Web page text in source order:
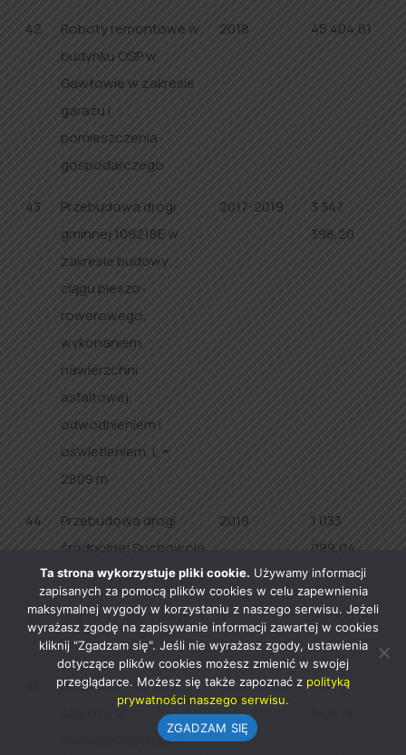
42
Roboty remontowe w
budynku OSP w
Gawłowie w zakresie
garażu i
pomieszczenia
gospodarczego
2018 45 404,61
43
Przebudowa drogi
gminnej 109218E w
zakresie budowy
ciągu pieszo-
rowerowego,
wykonaniem
nawierzchni
asfaltowej,
odwodnieniem i
oświetleniem, L =
2809 m
2017-2019
3 347
398,20
44
Przebudowa drogi
śródpolnej Suchowola
- Gawłów L = 1364 m
2019
1 033
099,04
45
Doposażenie świetlicy
wiejskiej w Gawłowie
22 000,00
Budowa oczyszczalni
ścieków w
miejscowości Biała
2020-2023
7 024
Ta strona wykorzystuje pliki cookie. Używamy informacji
zapisanych za pomocą plików cookies w celu zapewnienia
maksymalnej wygody w korzystaniu z naszego serwisu. Jeżeli
wyrażasz zgodę na zapisywanie informacji zawartej w cookies
kliknij "Zgadzam się". Jeśli nie wyrażasz zgody, ustawienia
dotyczące plików cookies możesz zmienić w swojej
przeglądarce. Możesz się także zapoznać z polityką
prywatności naszego serwisu.
ZGADZAM SIĘ